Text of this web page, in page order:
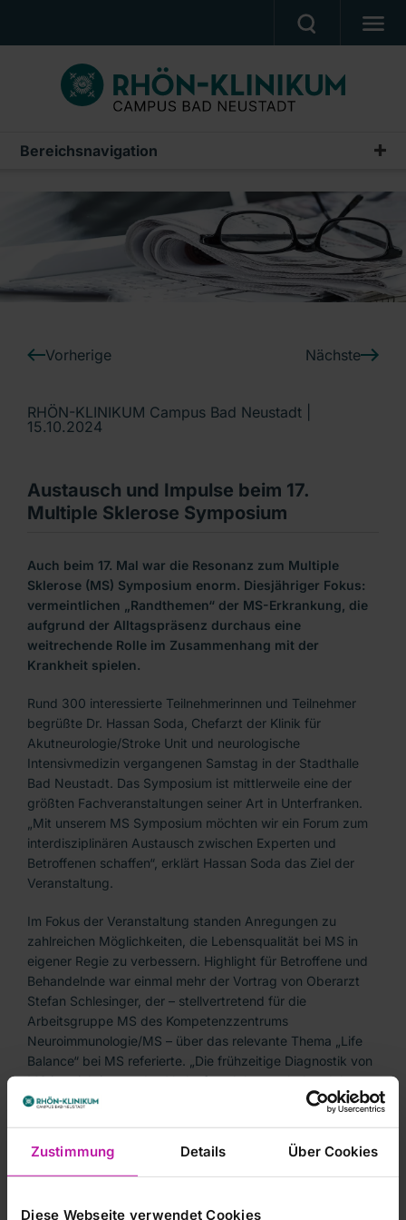
Zustimmung Details Über Cookies
Diese Webseite verwendet Cookies
MEDIZIN & PFLEGE
PATIENTEN & BESUCHER
CAMPUS AKADEMIE
NOTFALL
Bereichsnavigation
Pressemitteilungen
Archiv
Vorherige Nächste
RHÖN-KLINIKUM Campus Bad Neustadt |
15.10.2024
Austausch und Impulse beim 17.
Multiple Sklerose Symposium
Auch beim 17. Mal war die Resonanz zum Multiple
Sklerose (MS) Symposium enorm. Diesjähriger Fokus:
vermeintlichen „Randthemen“ der MS-Erkrankung, die
aufgrund der Alltagspräsenz durchaus eine
weitrechende Rolle im Zusammenhang mit der
Krankheit spielen.
Rund 300 interessierte Teilnehmerinnen und Teilnehmer
begrüßte Dr. Hassan Soda, Chefarzt der Klinik für
Akutneurologie/Stroke Unit und neurologische
Intensivmedizin vergangenen Samstag in der Stadthalle
Bad Neustadt. Das Symposium ist mittlerweile eine der
größten Fachveranstaltungen seiner Art in Unterfranken.
„Mit unserem MS Symposium möchten wir ein Forum zum
interdisziplinären Austausch zwischen Experten und
Betroffenen schaffen“, erklärt Hassan Soda das Ziel der
Veranstaltung.
Im Fokus der Veranstaltung standen Anregungen zu
zahlreichen Möglichkeiten, die Lebensqualität bei MS in
eigener Regie zu verbessern. Highlight für Betroffene und
Behandelnde war einmal mehr der Vortrag von Oberarzt
Stefan Schlesinger, der – stellvertretend für die
Arbeitsgruppe MS des Kompetenzzentrums
Neuroimmunologie/MS – über das relevante Thema „Life
Balance“ bei MS referierte. „Die frühzeitige Diagnostik von
MS ist wichtig, um den Verlauf noch besser behandeln zu
können und vorbeugend gegenüber MS-Schüben zu
im mittleren Alter an MS erkranken. Deswegen sei es
wichtig, frühzeitige Warnsignale zu erkennen und sich
umgehend ärztlich untersuchen zu lassen. Aufmerksame